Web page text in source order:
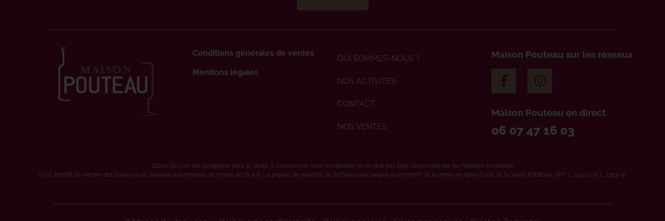
Conditions générales de ventes
Mentions légales
QUI SOMMES-NOUS ?
NOS ACTIVITÉS
CONTACT
NOS VENTES
Maison Pouteau sur les réseaux
Maison Pouteau en direct
06 07 47 16 03
L’abus d’alcool est dangereux pour la santé, à consommer avec modération et ne doit pas être consommé par les femmes enceintes.
Il est interdit de vendre des boissons alcooliques aux mineurs de moins de 18 ans. La preuve de majorité de l’acheteur est exigée au moment de la vente en ligne (Code de la Santé Publique, ART. L. 3342-1 et L. 3353-3).